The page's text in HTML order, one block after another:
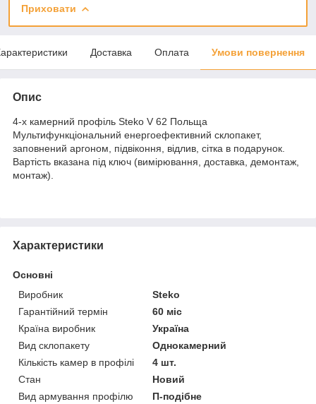
Приховати
Доставка Оплата Умови повернення
Опис
4-х камерний профіль Steko V 62 Польща
Мультифункціональний енергоефективний склопакет,
заповнений аргоном, підвіконня, відлив, сітка в подарунок.
Вартість вказана під ключ (вимірювання, доставка, демонтаж,
монтаж).
Характеристики
Основні
Виробник
Steko
Гарантійний термін
60 міс
Країна виробник
Україна
Вид склопакету
Однокамерний
Кількість камер в профілі
4 шт.
Стан
Новий
Вид армування профілю
П-подібне